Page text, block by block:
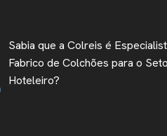
Sabia que a Colreis é
Fabrico de Colchões para o
Hoteleiro?